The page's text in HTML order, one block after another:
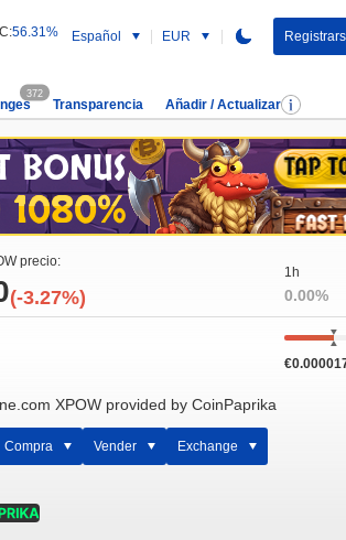
56.31% Español EUR
372
Transparencia Añadir / Actualizar
precio:
(-3.27%)
1h
0.00%
XPOW provided by CoinPaprika
Compra Vender Exchange